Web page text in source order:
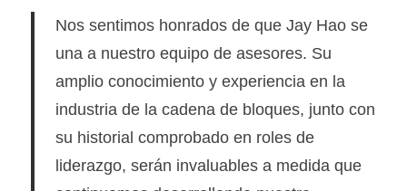
Nos sentimos honrados de que Jay Hao se
una a nuestro equipo de asesores. Su
amplio conocimiento y experiencia en la
industria de la cadena de bloques, junto con
su historial comprobado en roles de
liderazgo, serán invaluables a medida que